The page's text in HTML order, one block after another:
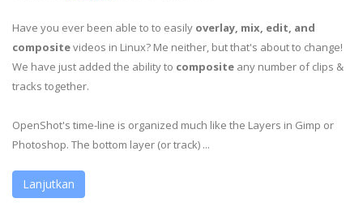
Have you ever been able to to easily overlay, mix, edit, and
compositevideos in Linux? Me neither, but that's about to change!
We have just added the ability to composite any number of clips &
tracks together.
OpenShot's time-line is organized much like the Layers in Gimp or
Photoshop. The bottom layer (or track) ...
Lanjutkan